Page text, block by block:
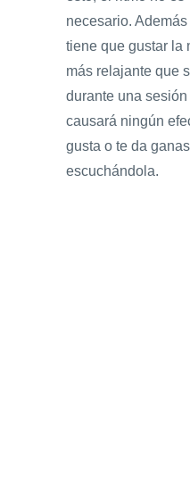
necesario.
tiene que gustar la
más relajante que
durante una
causará ningún
gusta o te da
escuchándola.